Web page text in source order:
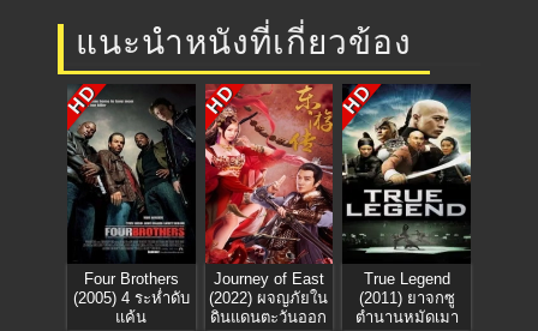
แนะนำหนังที่เกี่ยวข้อง
HD
Four Brothers
(2005) 4 ระห่ำดับ
แค้น
HD
Journey of East
(2022) ผจญภัยใน
ดินแดนตะวันออก
HD
True Legend
(2011) ยาจกซู
ตำนานหมัดเมา